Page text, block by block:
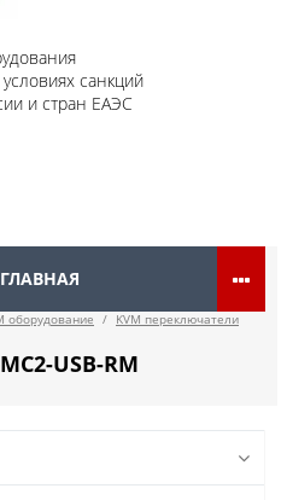
санкций
и стран ЕАЭС
ГЛАВНАЯ
оборудование /
KVM переключатели
USB-RM